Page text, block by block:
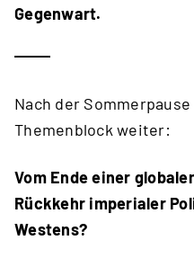
Gegenwart.
Nach der
Themenblock weiter:
Vom Ende einer
Rückkehr imperialer
Westens?